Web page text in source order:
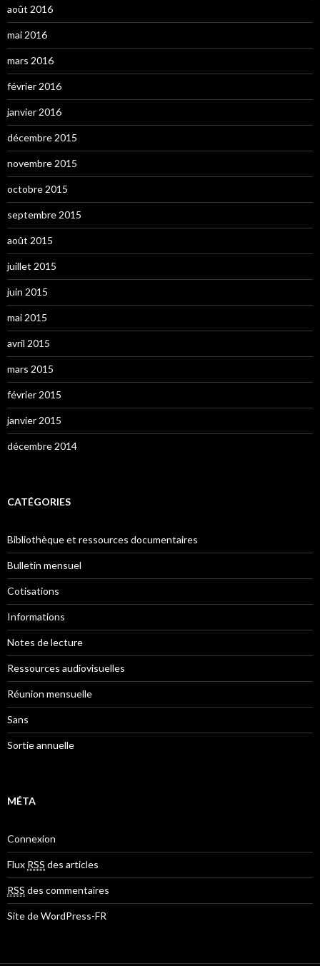
août 2016
mai 2016
mars 2016
février 2016
janvier 2016
décembre 2015
novembre 2015
octobre 2015
septembre 2015
août 2015
juillet 2015
juin 2015
mai 2015
avril 2015
mars 2015
février 2015
janvier 2015
décembre 2014
CATÉGORIES
Bibliothèque et ressources documentaires
Bulletin mensuel
Cotisations
Informations
Notes de lecture
Ressources audiovisuelles
Réunion mensuelle
Sans
Sortie annuelle
MÉTA
Connexion
Flux RSS des articles
RSS des commentaires
Site de WordPress-FR